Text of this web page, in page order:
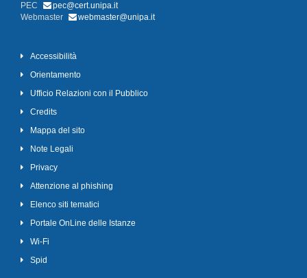
PEC
pec@cert.unipa.it
Webmaster
webmaster@unipa.it
Accessibilità
Orientamento
Ufficio Relazioni con il Pubblico
Credits
Mappa del sito
Note Legali
Privacy
Attenzione al phishing
Elenco siti tematici
Portale OnLine delle Istanze
Wi-Fi
Spid